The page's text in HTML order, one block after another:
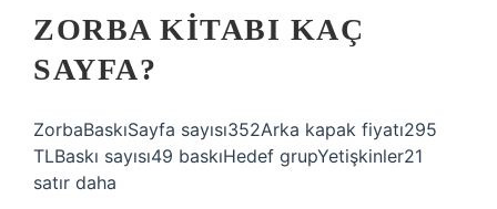
ZORBA KITABI KAÇ
SAYFA?
ZorbaBaskıSayfa sayısı352Arka kapak fiyatı295
TLBaskı sayısı49 baskıHedef grupYetişkinler21
satır daha